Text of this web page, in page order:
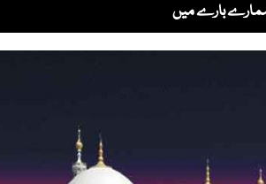
بارے میں